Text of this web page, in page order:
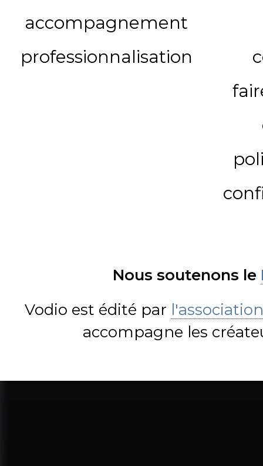
accompagnement
professionnalisation